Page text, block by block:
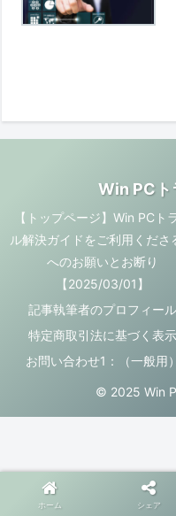
Win PCト
【トップページ】Win PCト
ル解決ガイドをご利用くださ
へのお願いとお断り
【2025/03/01】
記事執筆者のプロフィール
特定商取引法に基づく表示
お問い合わせ1：（一般用）
© 2025 Win
ホーム シェア